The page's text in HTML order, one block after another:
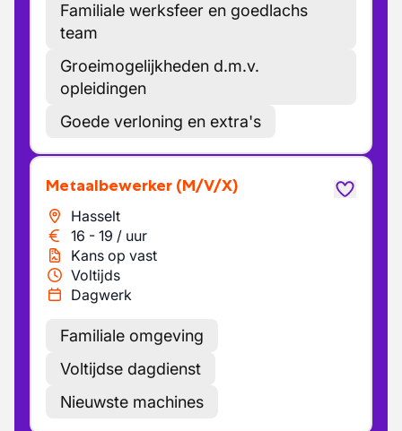
Familiale werksfeer en goedlachs
team
Groeimogelijkheden d.m.v.
opleidingen
Goede verloning en extra's
Metaalbewerker (M/V/X)
Hasselt
16 - 19 / uur
Kans op vast
Voltijds
Dagwerk
Familiale omgeving
Voltijdse dagdienst
Nieuwste machines